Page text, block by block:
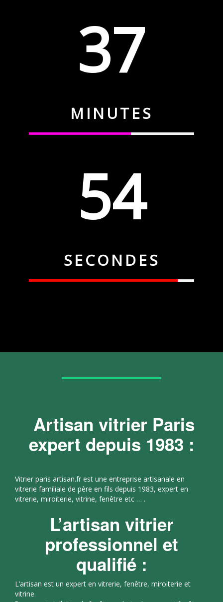
37
MINUTES
53
SECONDES
Artisan vitrier Paris
expert depuis 1983 :
Vitrier paris artisan.fr est une entreprise artisanale en
vitrerie familiale de père en fils depuis 1983, expert en
vitrerie, miroiterie, vitrine, fenêtre etc … .
L’artisan vitrier
professionnel et
qualifié :
L’artisan est un expert en vitrerie, fenêtre, miroiterie et
vitrine.